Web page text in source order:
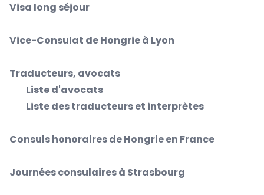
Visa long séjour
Vice-Consulat de Hongrie à Lyon
Traducteurs, avocats
Liste d'avocats
Liste des traducteurs et interprètes
Consuls honoraires de Hongrie en France
Journées consulaires à Strasbourg